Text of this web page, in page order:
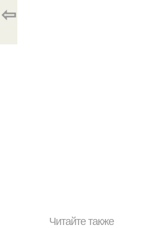
⇦
Читайте также